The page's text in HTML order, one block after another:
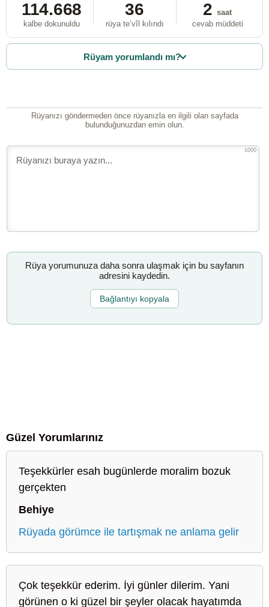
114.668
kalbe dokunuldu
36
rüya te’vîl kılındı
2 saat
cevab müddeti
Rüyam yorumlandı mı?
Rüyanızı göndermeden önce rüyanızla en ilgili olan sayfada
bulunduğunuzdan emin olun.
1000
Rüya yorumunuza daha sonra ulaşmak için bu sayfanın
adresini kaydedin.
Bağlantıyı kopyala
Güzel Yorumlarınız
Teşekkürler esah bugünlerde moralim bozuk
gerçekten
Behiye
Rüyada görümce ile tartışmak ne anlama gelir
Çok teşekkür ederim. İyi günler dilerim. Yani
görünen o ki güzel bir şeyler olacak hayatımda